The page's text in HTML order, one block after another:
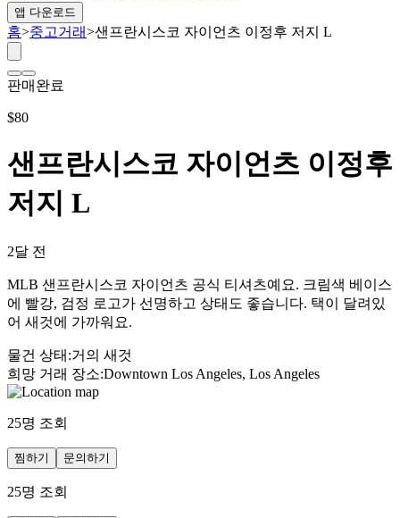
앱 다운로드
홈>중고거래>샌프란시스코 자이언츠 이정후 저지 L
판매완료
$80
샌프란시스코 자이언츠 이정후
저지 L
2달 전
MLB 샌프란시스코 자이언츠 공식 티셔츠예요. 크림색 베이스
에 빨강, 검정 로고가 선명하고 상태도 좋습니다. 택이 달려있
어 새것에 가까워요.
물건 상태 :거의 새것
희망 거래 장소:Downtown Los Angeles, Los Angeles
25명 조회
찜하기 문의하기
25명 조회